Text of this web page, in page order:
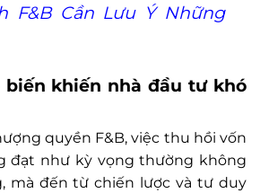
F&B Cần Lưu Ý Những
biến khiến nhà đầu tư khó
quyền F&B, việc thu hồi vốn
đạt như kỳ vọng thường không
mà đến từ chiến lược và tư duy